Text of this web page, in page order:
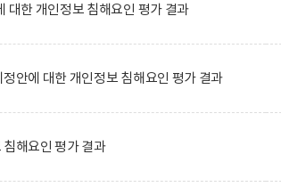
대한 개인정보 침해요인 평가 결과
안에 대한 개인정보 침해요인 평가 결과
침해요인 평가 결과